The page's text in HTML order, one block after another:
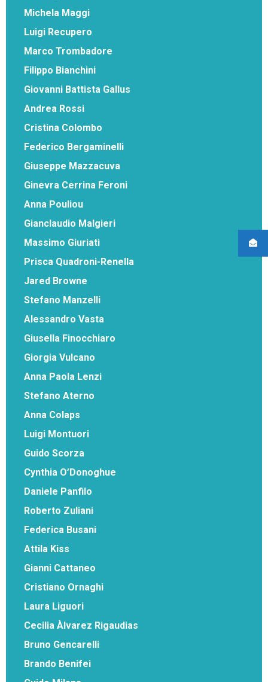
Michela Maggi
Luigi Recupero
Marco Trombadore
Filippo Bianchini
Giovanni Battista Gallus
Andrea Rossi
Cristina Colombo
Federico Bergaminelli
Giuseppe Mazzacuva
Ginevra Cerrina Feroni
Anna Pouliou
Gianclaudio Malgieri
Massimo Giuriati
Prisca Quadroni-Renella
Jared Browne
Stefano Manzelli
Alessandro Vasta
Giusella Finocchiaro
Giorgia Vulcano
Anna Paola Lenzi
Stefano Aterno
Anna Colaps
Luigi Montuori
Guido Scorza
Cynthia O’Donoghue
Daniele Panfilo
Roberto Zuliani
Federica Busani
Attila Kiss
Gianni Cattaneo
Cristiano Ornaghi
Laura Liguori
Cecilia Àlvarez Rigaudias
Bruno Gencarelli
Brando Benifei